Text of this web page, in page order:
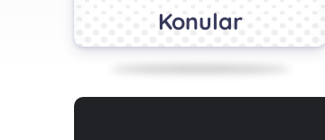
Konular